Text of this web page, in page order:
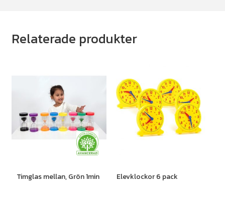
Relaterade produkter
Timglas mellan, Grön 1min Elevklockor 6 pack